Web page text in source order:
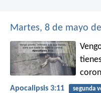
Martes, 8 de mayo
Apocalipsis 3:11 segunda